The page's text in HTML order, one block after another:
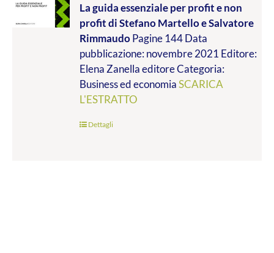
prezzo:
da
€9.99
a
€19.00
La guida essenziale per profit e non
profitdi Stefano Martello e Salvatore
RimmaudoPagine 144 Data
pubblicazione: novembre 2021 Editore:
Elena Zanella editore Categoria:
Business ed economiaSCARICA
L'ESTRATTO
Dettagli